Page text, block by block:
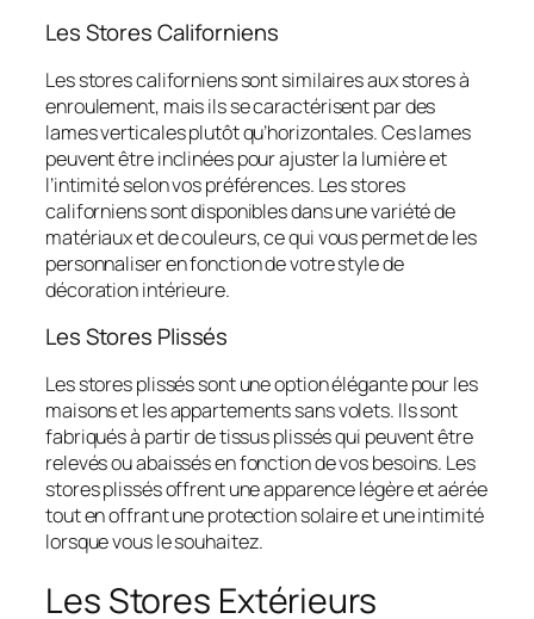
Les Stores Californiens
Les stores californiens sont similaires aux stores à
enroulement, mais ils se caractérisent par des
lames verticales plutôt qu’horizontales. Ces lames
peuvent être inclinées pour ajuster la lumière et
l’intimité selon vos préférences. Les stores
californiens sont disponibles dans une variété de
matériaux et de couleurs, ce qui vous permet de les
personnaliser en fonction de votre style de
décoration intérieure.
Les Stores Plissés
Les stores plissés sont une option élégante pour les
maisons et les appartements sans volets. Ils sont
fabriqués à partir de tissus plissés qui peuvent être
relevés ou abaissés en fonction de vos besoins. Les
stores plissés offrent une apparence légère et aérée
tout en offrant une protection solaire et une intimité
lorsque vous le souhaitez.
Les Stores Extérieurs